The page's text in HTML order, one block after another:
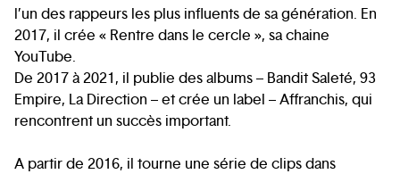
l’un des rappeurs les plus influents de sa génération. En
2017, il crée « Rentre dans le cercle », sa chaine
YouTube.
De 2017 à 2021, il publie des albums – Bandit Saleté, 93
Empire, La Direction – et crée un label – Affranchis, qui
rencontrent un succès important.
A partir de 2016, il tourne une série de clips dans